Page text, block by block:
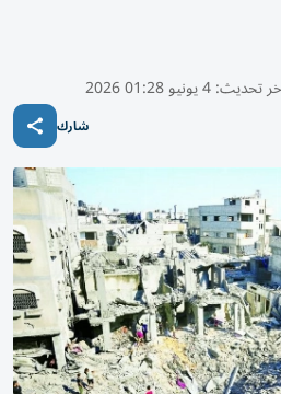
تحديث:4 يونيو 01:28 2026
شارك